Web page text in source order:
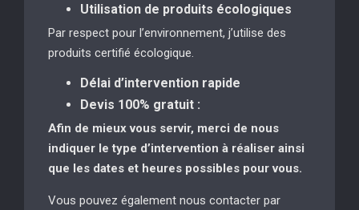
Utilisation de produits écologiques
Par respect pour l’environnement, j’utilise des
produits certifié écologique.
Délai d’intervention rapide
Devis 100% gratuit :
Afin de mieux vous servir, merci de nous
indiquer le type d’intervention à réaliser ainsi
que les dates et heures possibles pour vous.
Vous pouvez également nous contacter par